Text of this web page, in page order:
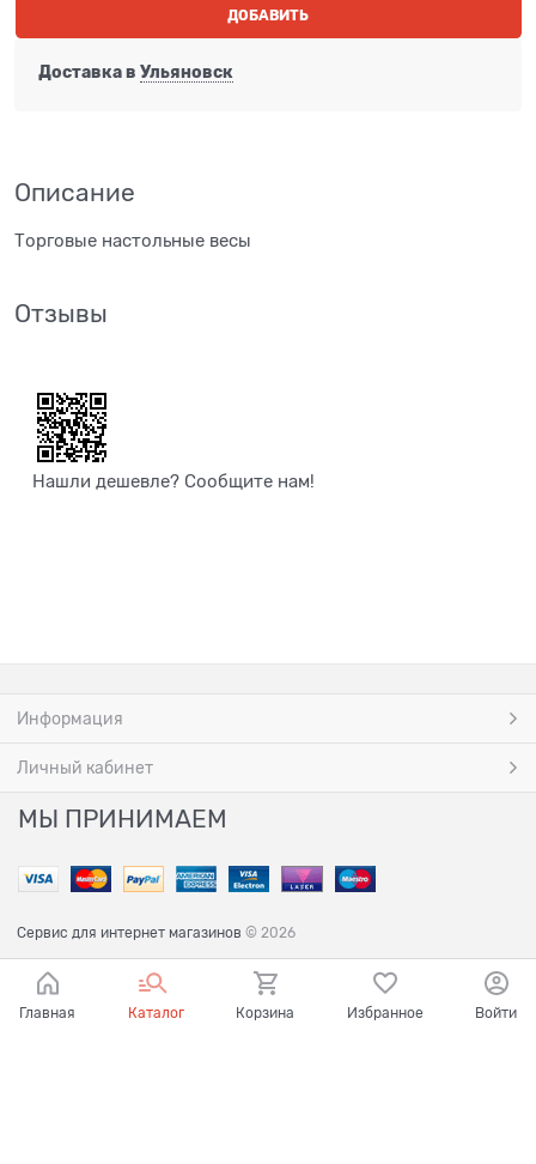
ДОБАВИТЬ
Доставка в Ульяновск
Описание
Торговые настольные весы
Отзывы
Нашли дешевле? Сообщите нам!
Информация
Личный кабинет
МЫ ПРИНИМАЕМ
Сервис для интернет магазинов © 2026
Главная Каталог Корзина Избранное Войти